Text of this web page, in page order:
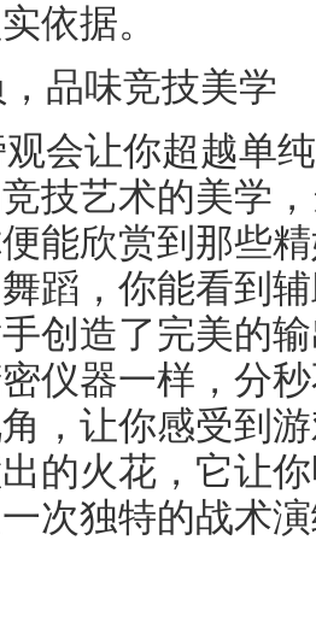
依据。
品味竞技美学
会让你超越单
技艺术的美学
能欣赏到那些
蹈，你能看到
创造了完美的
仪器一样，分
，让你感受到
的火花，它让
次独特的战术